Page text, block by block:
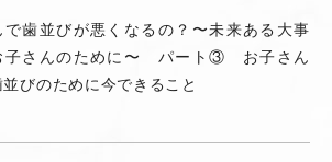
で歯並びが悪くなるの？〜未来ある大事
子さんのために〜 パート③ お子さん
びのために今できること